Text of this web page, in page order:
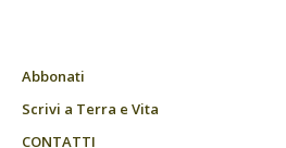
Abbonati
Scrivi a Terra e Vita
CONTATTI